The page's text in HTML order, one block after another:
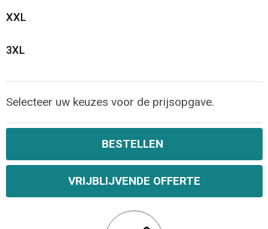
XXL
3XL
Selecteer uw keuzes voor de prijsopgave.
BESTELLEN
VRIJBLIJVENDE OFFERTE